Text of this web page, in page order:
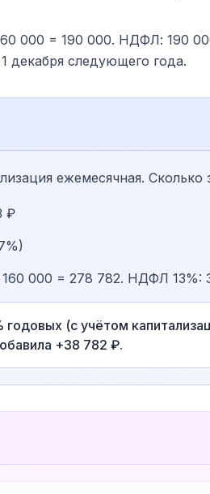
000 = 190 000. НДФЛ: 190
декабря следующего года.
ежемесячная. Сколько
₽
160 000 = 278 782. НДФЛ 13%:
(с учётом
+38 782 ₽.